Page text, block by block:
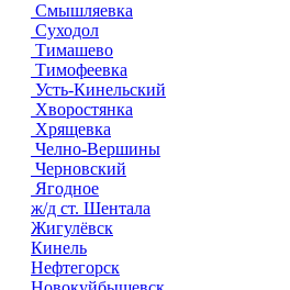
Смышляевка
Суходол
Тимашево
Тимофеевка
Усть-Кинельский
Хворостянка
Хрящевка
Челно-Вершины
Черновский
Ягодное
ж/д ст. Шентала
Жигулёвск
Кинель
Нефтегорск